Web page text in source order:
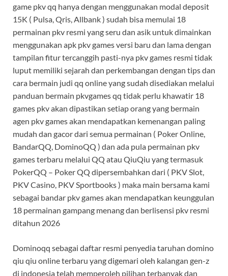
game pkv qq hanya dengan menggunakan modal deposit
15K ( Pulsa, Qris, Allbank ) sudah bisa memulai 18
permainan pkv resmi yang seru dan asik untuk dimainkan
menggunakan apk pkv games versi baru dan lama dengan
tampilan fitur tercanggih pasti-nya pkv games resmi tidak
luput memiliki sejarah dan perkembangan dengan tips dan
cara bermain judi qq online yang sudah disediakan melalui
panduan bermain pkvgames qq tidak perlu khawatir 18
games pkv akan dipastikan setiap orang yang bermain
agen pkv games akan mendapatkan kemenangan paling
mudah dan gacor dari semua permainan ( Poker Online,
BandarQQ, DominoQQ ) dan ada pula permainan pkv
games terbaru melalui QQ atau QiuQiu yang termasuk
PokerQQ – Poker QQ dipersembahkan dari ( PKV Slot,
PKV Casino, PKV Sportbooks ) maka main bersama kami
sebagai bandar pkv games akan mendapatkan keunggulan
18 permainan gampang menang dan berlisensi pkv resmi
ditahun 2026
Dominoqq sebagai daftar resmi penyedia taruhan domino
qiu qiu online terbaru yang digemari oleh kalangan gen-z
di indonesia telah memperoleh pilihan terbanyak dan